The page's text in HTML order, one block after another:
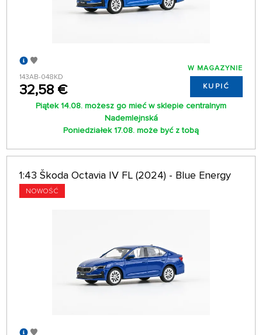
143AB-048KD
32,58 €
W MAGAZYNIE
KUPIĆ
Piątek 14.08. możesz go mieć w sklepie centralnym
Nademlejnská
Poniedziałek 17.08. może być z tobą
1:43 Škoda Octavia IV FL (2024) - Blue Energy
NOWOŚĆ